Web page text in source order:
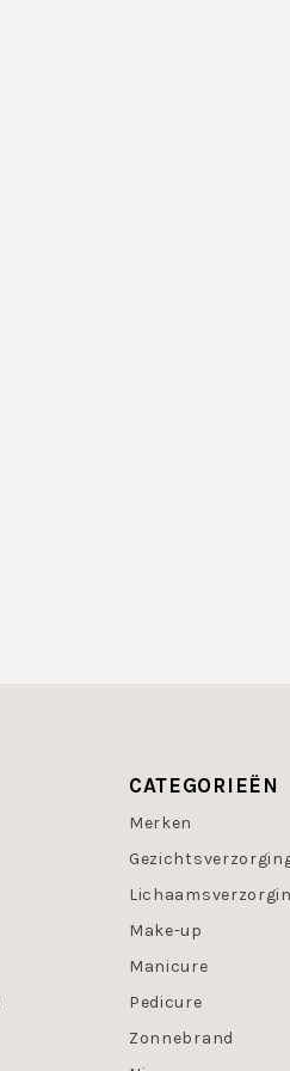
CATEGORIEËN
Merken
Make-up
Manicure
Pedicure
Zonnebrand